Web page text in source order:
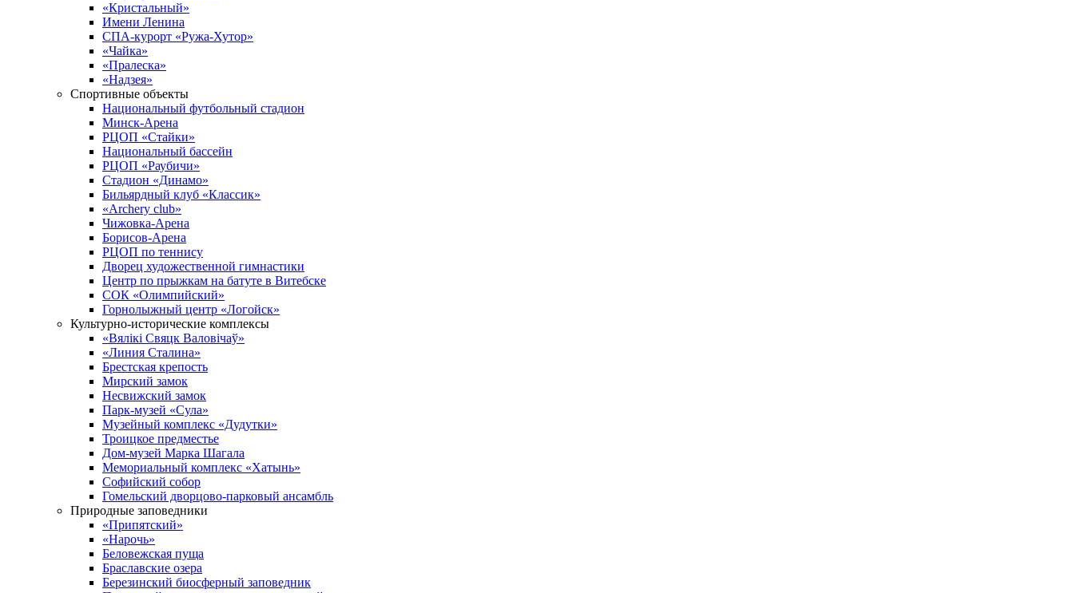
«Кристальный»
Имени Ленина
СПА-курорт «Ружа-Хутор»
«Чайка»
«Пралеска»
«Надзея»
Спортивные объекты
Национальный футбольный стадион
Минск-Арена
РЦОП «Стайки»
Национальный бассейн
РЦОП «Раубичи»
Стадион «Динамо»
Бильярдный клуб «Классик»
«Archery club»
Чижовка-Арена
Борисов-Арена
РЦОП по теннису
Дворец художественной гимнастики
Центр по прыжкам на батуте в Витебске
СОК «Олимпийский»
Горнолыжный центр «Логойск»
Культурно-исторические комплексы
«Вялікі Свяцк Валовічаў»
«Линия Сталина»
Брестская крепость
Мирский замок
Несвижский замок
Парк-музей «Сула»
Музейный комплекс «Дудутки»
Троицкое предместье
Дом-музей Марка Шагала
Мемориальный комплекс «Хатынь»
Софийский собор
Гомельский дворцово-парковый ансамбль
Природные заповедники
«Припятский»
«Нарочь»
Беловежская пуща
Браславские озера
Березинский биосферный заповедник